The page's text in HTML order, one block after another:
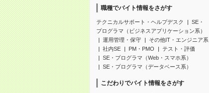
職種でバイト情報をさがす
テクニカルサポート・ヘルプデスク
SE・
プログラマ（ビジネスアプリケーション系）
運用管理・保守
その他IT・エンジニア系
社内SE
PM・PMO
テスト・評価
SE・プログラマ（Web・スマホ系）
SE・プログラマ（データベース系）
こだわりでバイト情報をさがす